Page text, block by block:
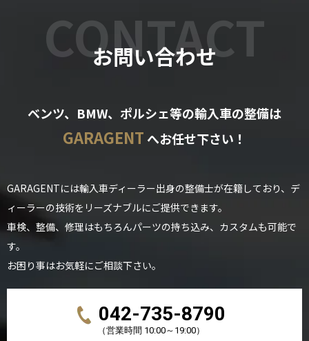
CONTACT
お問い合わせ
ベンツ、BMW、ポルシェ等の輸入車の整備は
GARAGENT へお任せ下さい！
GARAGENTには輸入車ディーラー出身の整備士が在籍しており、デ
ィーラーの技術をリーズナブルにご提供できます。
車検、整備、修理はもちろんパーツの持ち込み、カスタムも可能で
す。
お困り事はお気軽にご相談下さい。
042-735-8790
（営業時間 10:00～19:00）